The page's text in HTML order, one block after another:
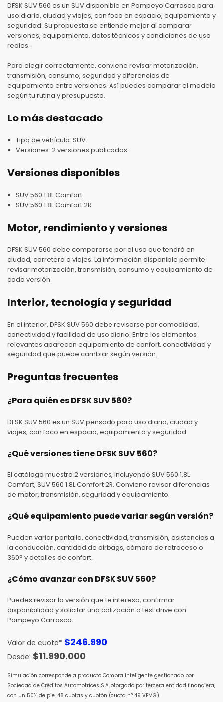
DFSK SUV 560 es un SUV disponible en Pompeyo Carrasco para
uso diario, ciudad y viajes, con foco en espacio, equipamiento y
seguridad. Su propuesta se entiende mejor al comparar
versiones, equipamiento, datos técnicos y condiciones de uso
reales.
Para elegir correctamente, conviene revisar motorización,
transmisión, consumo, seguridad y diferencias de
equipamiento entre versiones. Así puedes comparar el modelo
según tu rutina y presupuesto.
Lo más destacado
Tipo de vehículo: SUV.
Versiones: 2 versiones publicadas.
Versiones disponibles
SUV 560 1.8L Comfort
SUV 560 1.8L Comfort 2R
Motor, rendimiento y versiones
DFSK SUV 560 debe compararse por el uso que tendrá en
ciudad, carretera o viajes. La información disponible permite
revisar motorización, transmisión, consumo y equipamiento de
cada versión.
Interior, tecnología y seguridad
En el interior, DFSK SUV 560 debe revisarse por comodidad,
conectividad y facilidad de uso diario. Entre los elementos
relevantes aparecen equipamiento de confort, conectividad y
seguridad que puede cambiar según versión.
Preguntas frecuentes
¿Para quién es DFSK SUV 560?
DFSK SUV 560 es un SUV pensado para uso diario, ciudad y
viajes, con foco en espacio, equipamiento y seguridad.
¿Qué versiones tiene DFSK SUV 560?
El catálogo muestra 2 versiones, incluyendo SUV 560 1.8L
Comfort, SUV 560 1.8L Comfort 2R. Conviene revisar diferencias
de motor, transmisión, seguridad y equipamiento.
¿Qué equipamiento puede variar según versión?
Pueden variar pantalla, conectividad, transmisión, asistencias a
la conducción, cantidad de airbags, cámara de retroceso o
360° y detalles de confort.
¿Cómo avanzar con DFSK SUV 560?
Puedes revisar la versión que te interesa, confirmar
disponibilidad y solicitar una cotización o test drive con
Pompeyo Carrasco.
Valor de cuota* $246.990
$11.990.000
Simulación corresponde a producto Compra Inteligente gestionado por
Sociedad de Créditos Automotrices S.A, otorgado por tercera entidad financiera,
con un 50% de pie, 48 cuotas y cuotón (cuota n° 49 VFMG).